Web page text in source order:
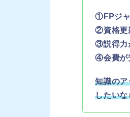
①FPジャ
②資格更
③説得力
④会費が
知識の
したい